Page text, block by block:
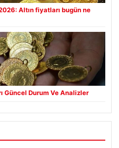
Altın fiyatları bugün ne
Güncel Durum Ve Analizler